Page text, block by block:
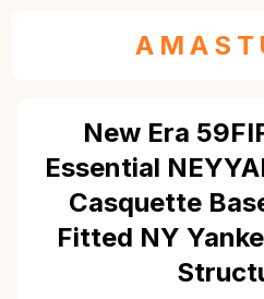
New Era
Essential
Casquette
Fitted NY